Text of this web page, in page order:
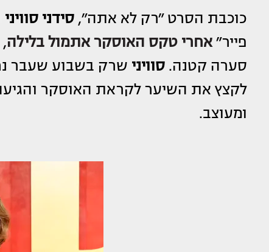
כוכבת הסרט ״רק לא אתה״,סידני סוויני
פייר״ אחרי טקס האוסקר אתמול בלילה
סערה קטנה.סוויני שרק בשבוע שעבר
לקצץ את השיער לקראת האוסקר
ומעוצב.